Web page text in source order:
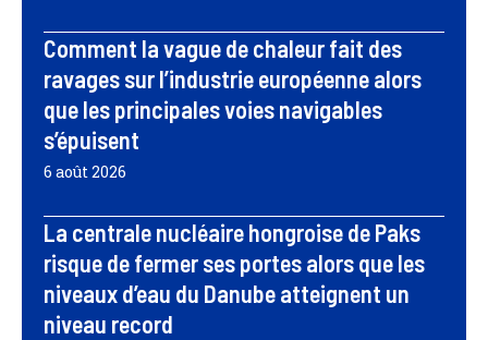
Comment la vague de chaleur fait des
ravages sur l’industrie européenne alors
que les principales voies navigables
s’épuisent
6 août 2026
La centrale nucléaire hongroise de Paks
risque de fermer ses portes alors que les
niveaux d’eau du Danube atteignent un
niveau record